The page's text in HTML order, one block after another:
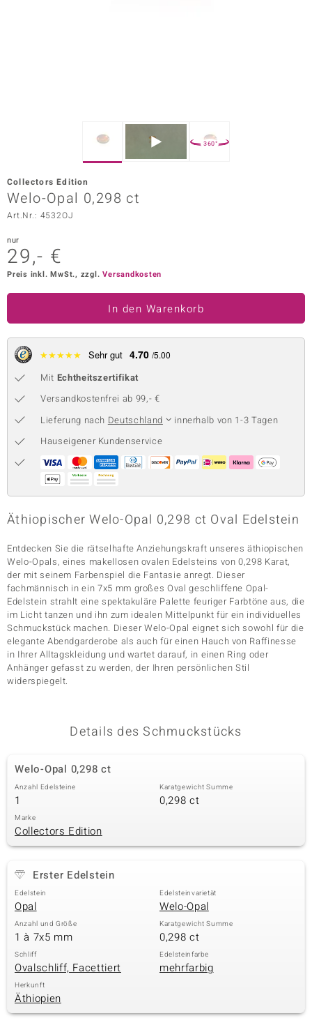
Vogue
Paraíso
Collection
BY DE MELO
Collection
Classics
360°
Collectors Edition
Welo-Opal 0,298 ct
Art.Nr.: 4532OJ
nur
29,- €
Preis inkl. MwSt., zzgl.Versandkosten
In den Warenkorb
★★★★★ Sehr gut 4.70 /5.00
Mit Echtheitszertifikat
Versandkostenfrei ab 99,- €
Lieferung nach Deutschland
innerhalb von 1-3 Tagen
Hauseigener Kundenservice
Äthiopischer Welo-Opal 0,298 ct Oval Edelstein
Entdecken Sie die rätselhafte Anziehungskraft unseres äthiopischen
Welo-Opals, eines makellosen ovalen Edelsteins von 0,298 Karat,
der mit seinem Farbenspiel die Fantasie anregt. Dieser
fachmännisch in ein 7x5 mm großes Oval geschliffene Opal-
Edelstein strahlt eine spektakuläre Palette feuriger Farbtöne aus, die
im Licht tanzen und ihn zum idealen Mittelpunkt für ein individuelles
Schmuckstück machen. Dieser Welo-Opal eignet sich sowohl für die
elegante Abendgarderobe als auch für einen Hauch von Raffinesse
in Ihrer Alltagskleidung und wartet darauf, in einen Ring oder
Anhänger gefasst zu werden, der Ihren persönlichen Stil
widerspiegelt.
Details des Schmuckstücks
Welo-Opal 0,298 ct
Anzahl Edelsteine
1
Karatgewicht Summe
0,298 ct
Marke
Collectors Edition
Erster Edelstein
Edelstein
Opal
Edelsteinvarietät
Welo-Opal
Anzahl und Größe
1 à 7x5 mm
Karatgewicht Summe
0,298 ct
Schliff
Ovalschliff, Facettiert
Edelsteinfarbe
mehrfarbig
Herkunft
Äthiopien